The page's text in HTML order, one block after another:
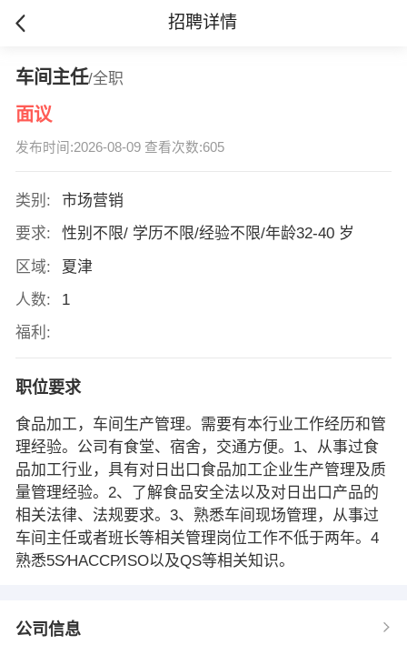
招聘详情
车间主任/全职
面议
发布时间:2026-08-09 查看次数:605
类别:
市场营销
要求:
性别不限/ 学历不限/经验不限/年龄32-40 岁
区域:
夏津
人数:
1
福利:
职位要求
食品加工，车间生产管理。需要有本行业工作经历和管
理经验。公司有食堂、宿舍，交通方便。1、从事过食
品加工行业，具有对日出口食品加工企业生产管理及质
量管理经验。2、了解食品安全法以及对日出口产品的
相关法律、法规要求。3、熟悉车间现场管理，从事过
车间主任或者班长等相关管理岗位工作不低于两年。4
熟悉5S∕HACCP∕ISO以及QS等相关知识。
公司信息